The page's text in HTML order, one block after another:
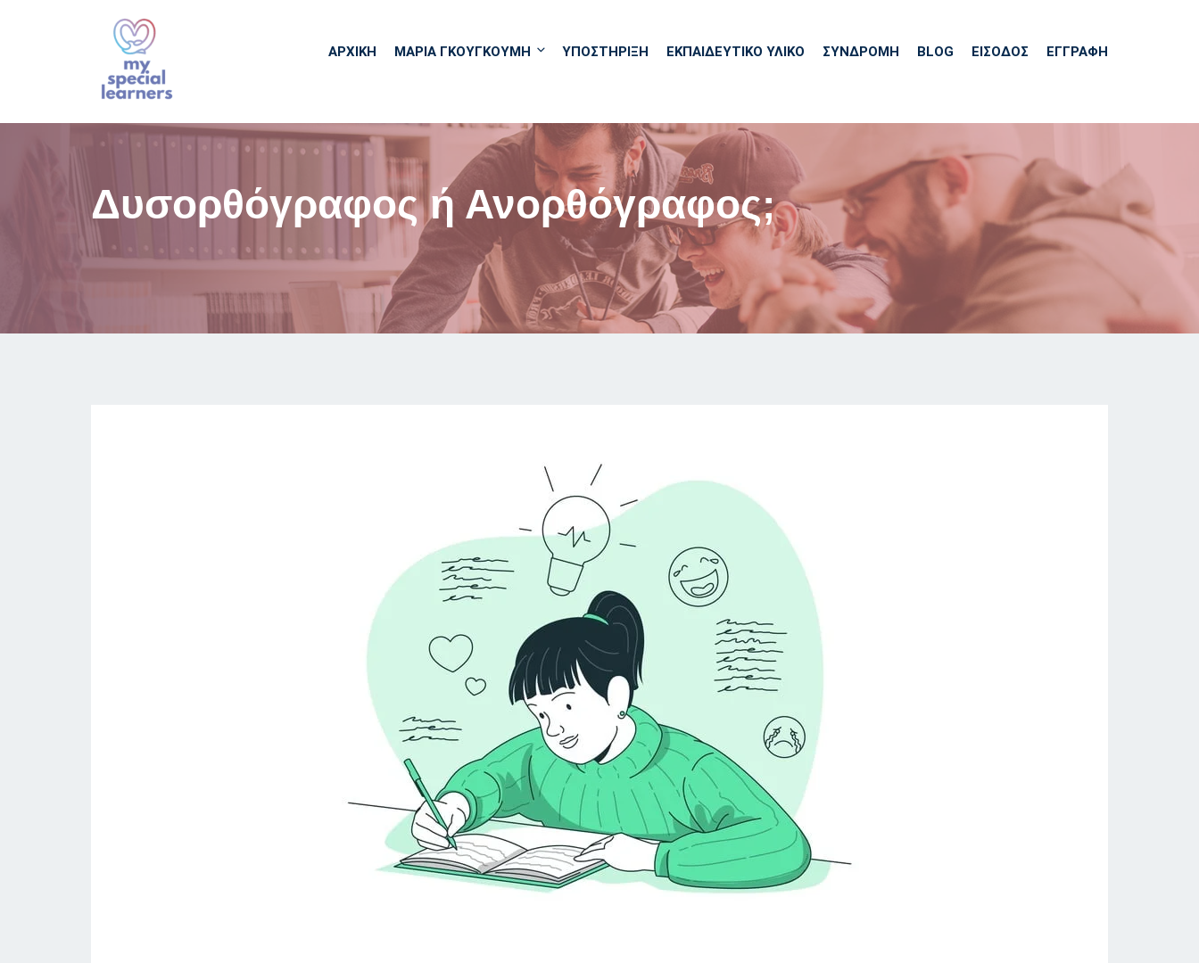
ΑΡΧΙΚΉ ΜΑΡΙΑ ΓΚΟΥΓΚΟΥΜΗ ΥΠΟΣΤΗΡΙΞΗ ΕΚΠΑΙΔΕΥΤΙΚΌ ΥΛΙΚΌ ΣΥΝΔΡΟΜΗ BLOG ΕΊΣΟΔΟΣ ΕΓΓΡΑΦΗ
Δυσορθόγραφος ή Ανορθόγραφος;